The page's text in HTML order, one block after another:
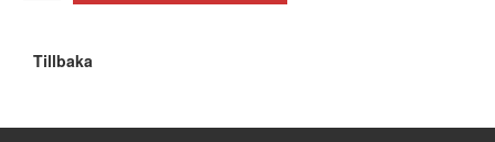
Tillbaka